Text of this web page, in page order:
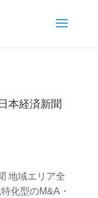
本経済新聞
地域エリア全
化型のM&A・